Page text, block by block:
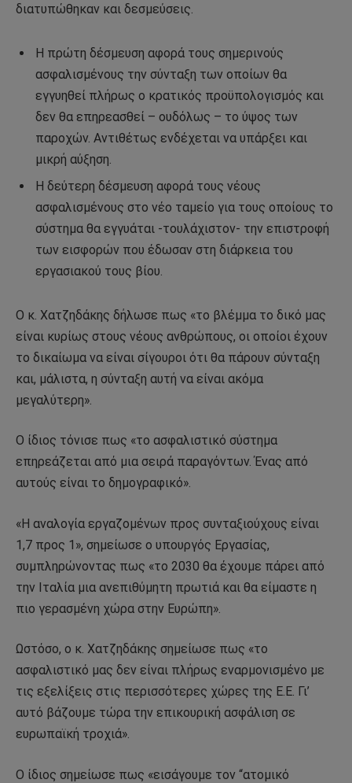
διατυπώθηκαν και δεσμεύσεις.
Η πρώτη δέσμευση αφορά τους σημερινούς
ασφαλισμένους την σύνταξη των οποίων θα
εγγυηθεί πλήρως ο κρατικός προϋπολογισμός και
δεν θα επηρεασθεί – ουδόλως – το ύψος των
παροχών. Αντιθέτως ενδέχεται να υπάρξει και
μικρή αύξηση.
Η δεύτερη δέσμευση αφορά τους νέους
ασφαλισμένους στο νέο ταμείο για τους οποίους το
σύστημα θα εγγυάται -τουλάχιστον- την επιστροφή
των εισφορών που έδωσαν στη διάρκεια του
εργασιακού τους βίου.
Ο κ. Χατζηδάκης δήλωσε πως «το βλέμμα το δικό μας
είναι κυρίως στους νέους ανθρώπους, οι οποίοι έχουν
το δικαίωμα να είναι σίγουροι ότι θα πάρουν σύνταξη
και, μάλιστα, η σύνταξη αυτή να είναι ακόμα
μεγαλύτερη».
Ο ίδιος τόνισε πως «το ασφαλιστικό σύστημα
επηρεάζεται από μια σειρά παραγόντων. Ένας από
αυτούς είναι το δημογραφικό».
«Η αναλογία εργαζομένων προς συνταξιούχους είναι
1,7 προς 1», σημείωσε ο υπουργός Εργασίας,
συμπληρώνοντας πως «το 2030 θα έχουμε πάρει από
την Ιταλία μια ανεπιθύμητη πρωτιά και θα είμαστε η
πιο γερασμένη χώρα στην Ευρώπη».
Ωστόσο, ο κ. Χατζηδάκης σημείωσε πως «το
ασφαλιστικό μας δεν είναι πλήρως εναρμονισμένο με
τις εξελίξεις στις περισσότερες χώρες της Ε.Ε. Γι’
αυτό βάζουμε τώρα την επικουρική ασφάλιση σε
ευρωπαϊκή τροχιά».
Ο ίδιος σημείωσε πως «εισάγουμε τον “ατομικό